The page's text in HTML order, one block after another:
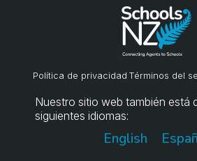
Política de privacidad Términos del
Nuestro sitio web también está
siguientes idiomas:
English